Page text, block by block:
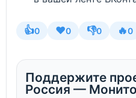
👍0 ❤️0 👎0 🔥0
Поддержите
Россия —